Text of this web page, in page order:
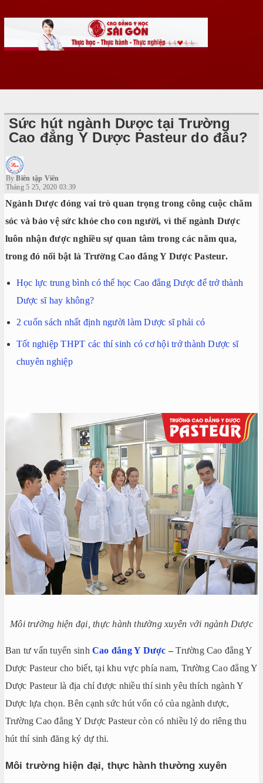
Sức hút ngành Dược tại Trường
Cao đẳng Y Dược Pasteur do đâu?
ByBiên tập Viên
Tháng 5 25, 2020 03:39
Ngành Dược đóng vai trò quan trọng trong công cuộc chăm
sóc và bảo vệ sức khỏe cho con người, vì thế ngành Dược
luôn nhận được nghiều sự quan tâm trong các năm qua,
trong đó nổi bật là Trường Cao đẳng Y Dược Pasteur.
Học lực trung bình có thể học Cao đẳng Dược để trở thành
Dược sĩ hay không?
2 cuốn sách nhất định người làm Dược sĩ phải có
Tốt nghiệp THPT các thí sinh có cơ hội trở thành Dược sĩ
chuyên nghiệp
Môi trường hiện đại, thực hành thường xuyên với ngành Dược
Ban tư vấn tuyển sinh Cao đẳng Y Dược – Trường Cao đẳng Y
Dược Pasteur cho biết, tại khu vực phía nam, Trường Cao đẳng Y
Dược Pasteur là địa chỉ được nhiều thí sinh yêu thích ngành Y
Dược lựa chọn. Bên cạnh sức hút vốn có của ngành dược,
Trường Cao đẳng Y Dược Pasteur còn có nhiều lý do riêng thu
hút thí sinh đăng ký dự thi.
Môi trường hiện đại, thực hành thường xuyên